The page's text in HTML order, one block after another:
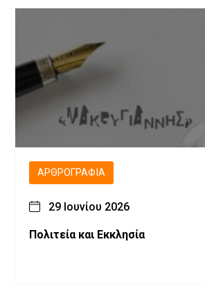
ΑΡΘΡΟΓΡΑΦΊΑ
29 Ιουνίου 2026
Πολιτεία και Εκκλησία